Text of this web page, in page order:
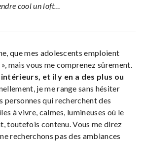
cool un loft…
que mes adolescents emploient
mais vous me comprenez sûrement.
et il y en a des plus ou
je me range sans hésiter
personnes qui recherchent des
à vivre, calmes, lumineuses où le
toutefois contenu. Vous me direz
recherchons pas des ambiances